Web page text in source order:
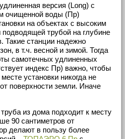
удлиненная версия (Long) с
очищенной воды (Пр)
на объектах с высоким
трубой на глубине
Такие станции надежно
в т.ч. весной и зимой. Тогда
самотечных удлиненных
индекс Пр) важно, чтобы
установки никогда не
поверхности земли. Иначе
из дома подходит к месту
90 сантиметров от
делают в пользу более